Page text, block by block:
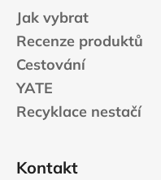
Jak vybrat
Recenze produktů
Cestování
YATE
Recyklace nestačí
Kontakt